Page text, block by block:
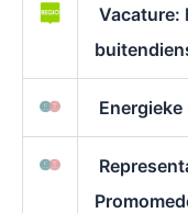
Vacature: